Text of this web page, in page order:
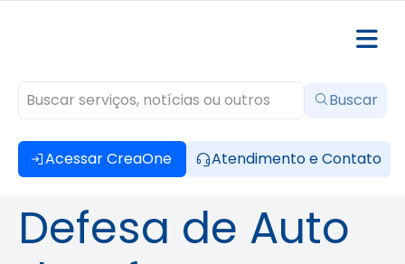
Acessar CreaOne Atendimento e Contato
Buscar
Defesa de Auto